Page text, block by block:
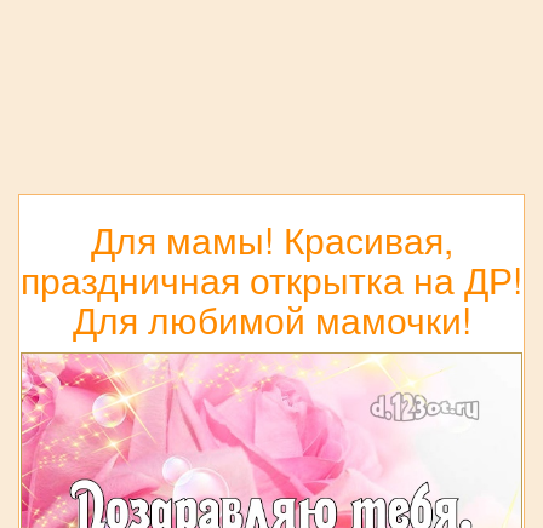
Для мамы! Красивая,
праздничная открытка на ДР!
Для любимой мамочки!